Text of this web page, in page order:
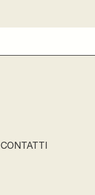
CONTATTI